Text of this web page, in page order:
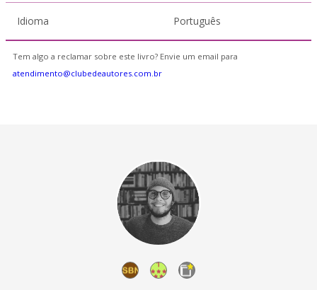
Idioma Português
Tem algo a reclamar sobre este livro? Envie um email para
atendimento@clubedeautores.com.br